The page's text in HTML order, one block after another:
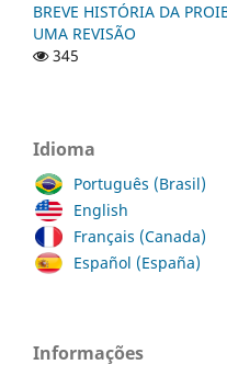
BREVE HISTÓRIA DA
UMA REVISÃO
345
Idioma
Português (Brasil)
English
Français (Canada)
Español (España)
Informações